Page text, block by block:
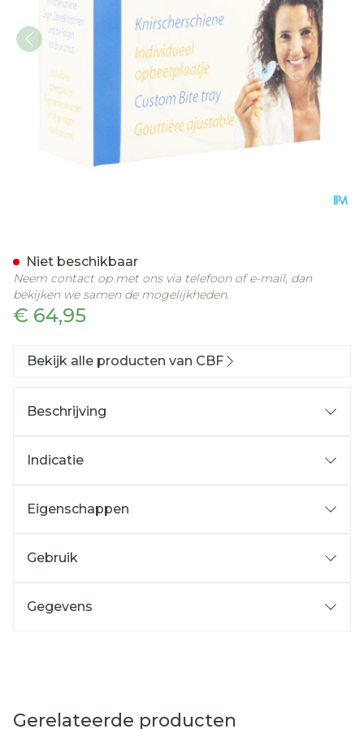
€ 64,95
Niet beschikbaar
Neem contact op met ons via telefoon of e-mail, dan
bekijken we samen de mogelijkheden.
Bekijk alle producten van CBF
Beschrijving
Indicatie
Eigenschappen
Gebruik
Gegevens
Gerelateerde producten